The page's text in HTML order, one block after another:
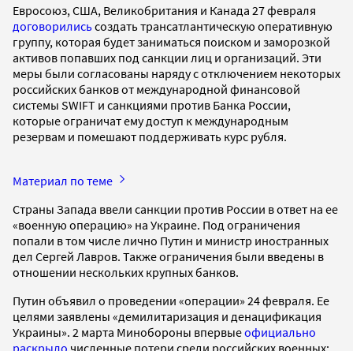
Евросоюз, США, Великобритания и Канада 27 февраля
договорилисьсоздать трансатлантическую оперативную
группу, которая будет заниматься поиском и заморозкой
активов попавших под санкции лиц и организаций. Эти
меры были согласованы наряду с отключением некоторых
российских банков от международной финансовой
системы SWIFT и санкциями против Банка России,
которые ограничат ему доступ к международным
резервам и помешают поддерживать курс рубля.
Материал по теме
Страны Запада ввели санкции против России в ответ на ее
«военную операцию» на Украине. Под ограничения
попали в том числе лично Путин и министр иностранных
дел Сергей Лавров. Также ограничения были введены в
отношении нескольких крупных банков.
Путин объявил о проведении «операции» 24 февраля. Ее
целями заявлены «демилитаризация и денацификация
Украины». 2 марта Минобороны впервыеофициально
раскрыло численные потери среди российских военных: